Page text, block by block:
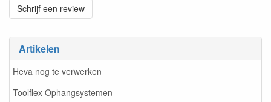
Artikelen
Heva nog te verwerken
Toolflex Ophangsystemen
Schrijf een review